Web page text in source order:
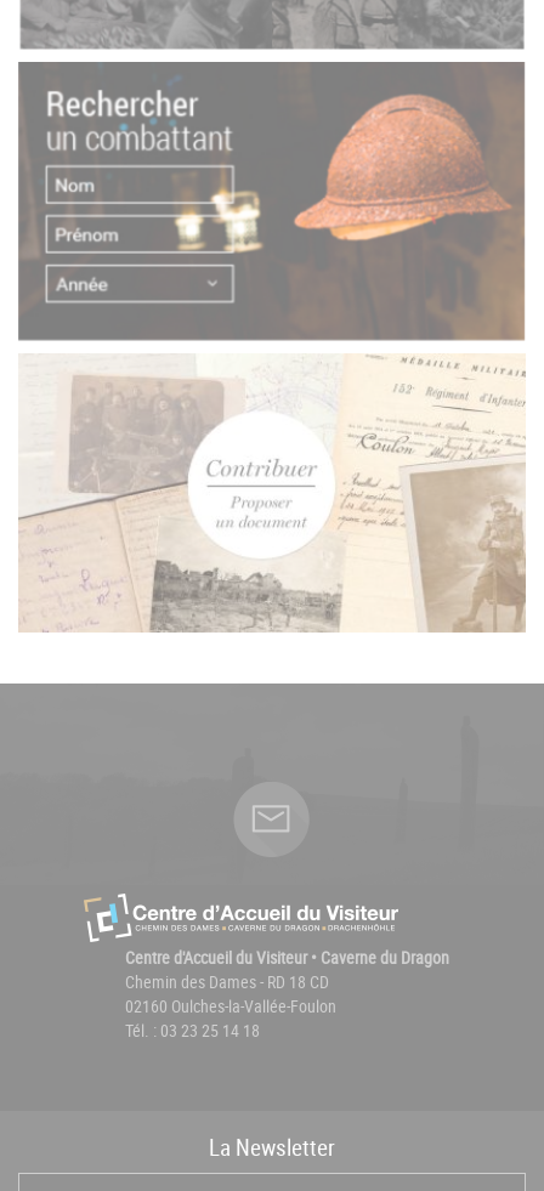
Centre d'Accueil du Visiteur • Caverne du Dragon
Chemin des Dames - RD 18 CD
02160 Oulches-la-Vallée-Foulon
Tél. : 03 23 25 14 18
La Newsletter